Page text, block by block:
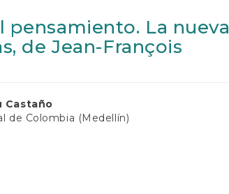
pensamiento. La nueva
de Jean-François
Castaño
de Colombia (Medellín)